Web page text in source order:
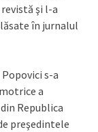
şi l-a
în jurnalul
s-a
a
Republica
preşedintele